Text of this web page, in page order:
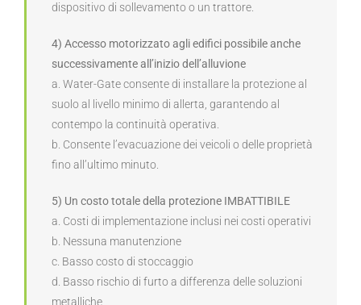
dispositivo di sollevamento o un trattore.
4) Accesso motorizzato agli edifici possibile anche
successivamente all’inizio dell’alluvione
a. Water-Gate consente di installare la protezione al
suolo al livello minimo di allerta, garantendo al
contempo la continuità operativa.
b. Consente l’evacuazione dei veicoli o delle proprietà
fino all’ultimo minuto.
5) Un costo totale della protezione IMBATTIBILE
a. Costi di implementazione inclusi nei costi operativi
b. Nessuna manutenzione
c. Basso costo di stoccaggio
d. Basso rischio di furto a differenza delle soluzioni
metalliche